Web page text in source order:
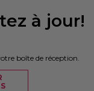
à jour!
boîte de réception.